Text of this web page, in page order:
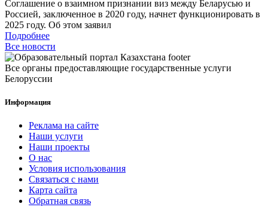
Соглашение о взаимном признании виз между Беларусью и
Россией, заключенное в 2020 году, начнет функционировать в
2025 году. Об этом заявил
Подробнее
Все новости
Все органы предоставляющие государственные услуги
Белоруссии
Информация
Реклама на сайте
Наши услуги
Наши проекты
О нас
Условия использования
Связаться с нами
Карта сайта
Обратная связь